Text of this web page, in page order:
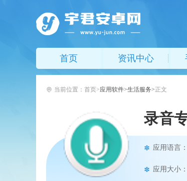
首页 资讯中心
当前位置： 首页 应用软件 生活服务 正文
录音
应用语言
应用大小